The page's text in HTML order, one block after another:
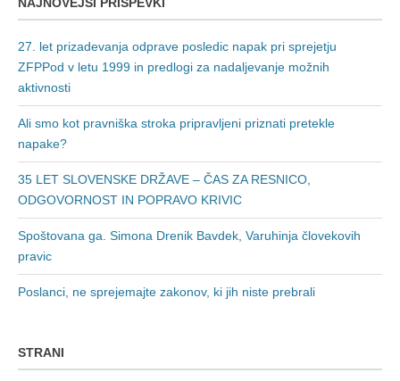
27. let prizadevanja odprave posledic napak pri sprejetju
ZFPPod v letu 1999 in predlogi za nadaljevanje možnih
aktivnosti
Ali smo kot pravniška stroka pripravljeni priznati pretekle
napake?
35 LET SLOVENSKE DRŽAVE – ČAS ZA RESNICO,
ODGOVORNOST IN POPRAVO KRIVIC
Spoštovana ga. Simona Drenik Bavdek, Varuhinja človekovih
pravic
Poslanci, ne sprejemajte zakonov, ki jih niste prebrali
STRANI